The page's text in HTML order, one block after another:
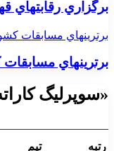
برگزاري رقابتهاي
برترينهاي مسابقات
برترينهاي
«سوپرلیگ
رتبه
تیم